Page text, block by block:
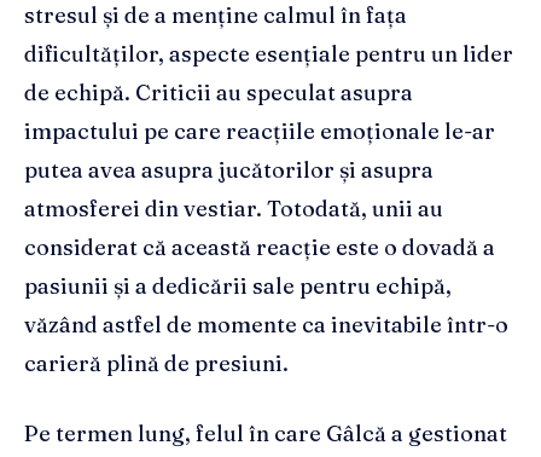
stresul și de a menține calmul în fața
dificultăților, aspecte esențiale pentru un lider
de echipă. Criticii au speculat asupra
impactului pe care reacțiile emoționale le-ar
putea avea asupra jucătorilor și asupra
atmosferei din vestiar. Totodată, unii au
considerat că această reacție este o dovadă a
pasiunii și a dedicării sale pentru echipă,
văzând astfel de momente ca inevitabile într-o
carieră plină de presiuni.
Pe termen lung, felul în care Gâlcă a gestionat